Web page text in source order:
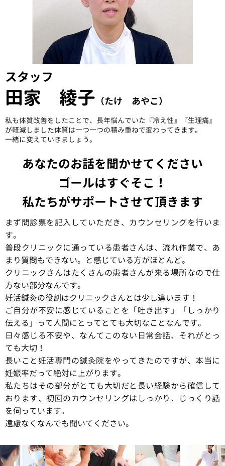
スタッフ
田家 綾子 （たけ あやこ）
私も体質改善をしたことで、長年悩んでいた『冷え性』『生理痛』
が軽減しました体質は一つ一つの積み重ねで変わってきます。
一緒に変えていきましょう。
あなたのお話を聞かせてください
ゴールはすぐそこ！
私たちがサポートさせて頂きます
まず問診票を記入していただき、カウンセリングを行いま
す。
普段クリニックに通っている患者さんは、流れ作業で、あ
まり質問もできない。と感じている方がほとんど。
クリニックさんはたくさんの患者さんが来る場所なので仕
方ない部分なんです。
妊活鍼灸の役割はクリニックさんとは少し違います！
ご自分が不安に感じていることを「吐き出す」「しっかり
伝える」って人間にとってとても大切なことなんです。
日々感じる不安や、なんてこのない日常会話、それがとっ
ても大切！
長いこと妊活専門の鍼灸院をやってきたのですが、本当に
妊娠率だって絶対に上がります。
私たちはその部分がとても大切だと長い経験から確信して
おります、初回のカウンセリングはしっかり、じっくり話
を伺っています。
遠慮なくなんでも聞いてください。